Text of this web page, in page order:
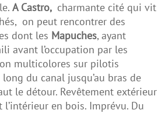
A Castro, charmante cité qui vit
on peut rencontrer des
dont les Mapuches, ayant
avant l’occupation par les
multicolores sur pilotis
du canal jusqu’au bras de
le détour. Revêtement extérieur
en bois. Imprévu. Du